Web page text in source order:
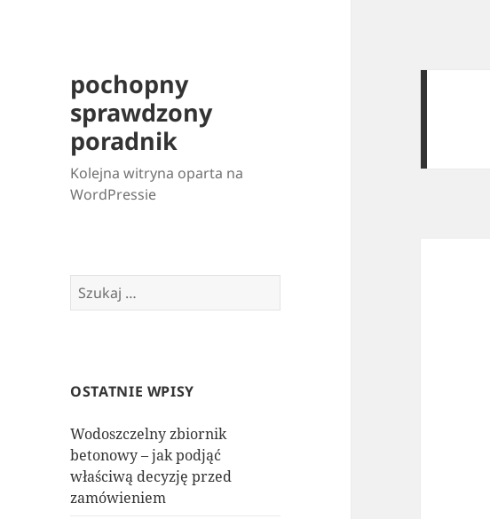
pochopny
sprawdzony
poradnik
Kolejna witryna oparta na
WordPressie
Szukaj:
OSTATNIE WPISY
Wodoszczelny zbiornik
betonowy – jak podjąć
właściwą decyzję przed
zamówieniem